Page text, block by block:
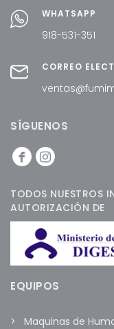
WHATSAPP
918-531-351
CORREO
SÍGUENOS
TODOS NUESTROS
AUTORIZACIÓN DE
EQUIPOS
Maquinas de